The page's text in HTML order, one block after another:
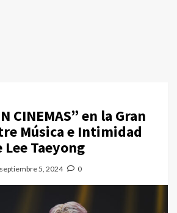
CINEMAS” en la Gran
Música e Intimidad
Lee Taeyong
septiembre 5, 2024 0